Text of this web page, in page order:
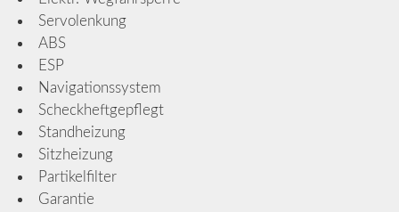
Servolenkung
ABS
ESP
Navigationssystem
Scheckheftgepflegt
Standheizung
Sitzheizung
Partikelfilter
Garantie